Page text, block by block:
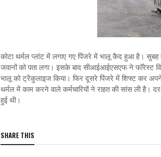
कोटा थर्मल प्लांट में लगाए गए पिंजरे में भालू कैद हुआ है।
जवानों को पता लगा। इसके बाद सीआईआईएसएफ ने फॉरेस्ट
भालू को ट्रेंकुलाइज किया। फिर दूसरे पिंजरे में शिफ्ट कर
थर्मल में काम करने वाले कर्मचारियों ने राहत की सांस ली
हुई थी।
SHARE THIS